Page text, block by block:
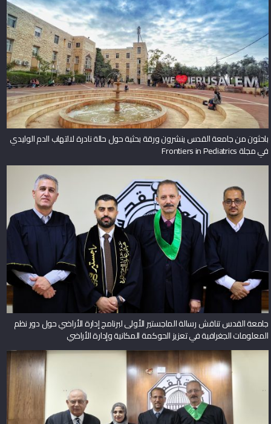
باحثون من جامعة القدس ينشرون ورقة بحثية حول حالة نادرة لالتهاب الدم الوليدي
في مجلة Frontiers in Pediatrics
جامعة القدس تناقش رسالة الماجستير الأولى لبرنامج إدارة الأراضي حول دور نظم
المعلومات الجغرافية في تعزيز الحوكمة المكانية وإدارة الأراضي